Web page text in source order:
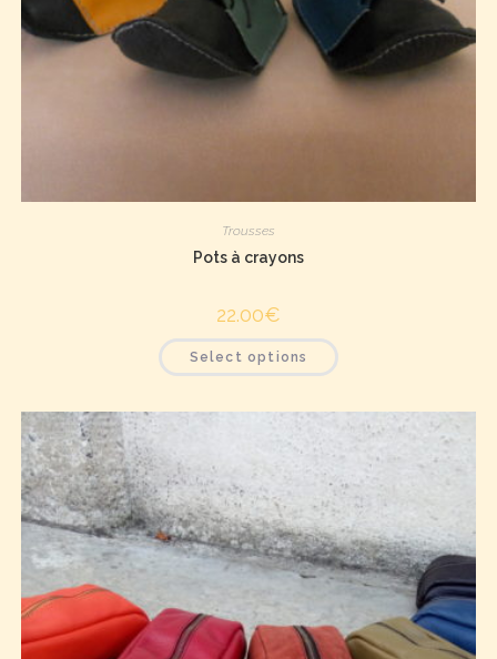
Trousses
Pots à crayons
22.00€
Select options